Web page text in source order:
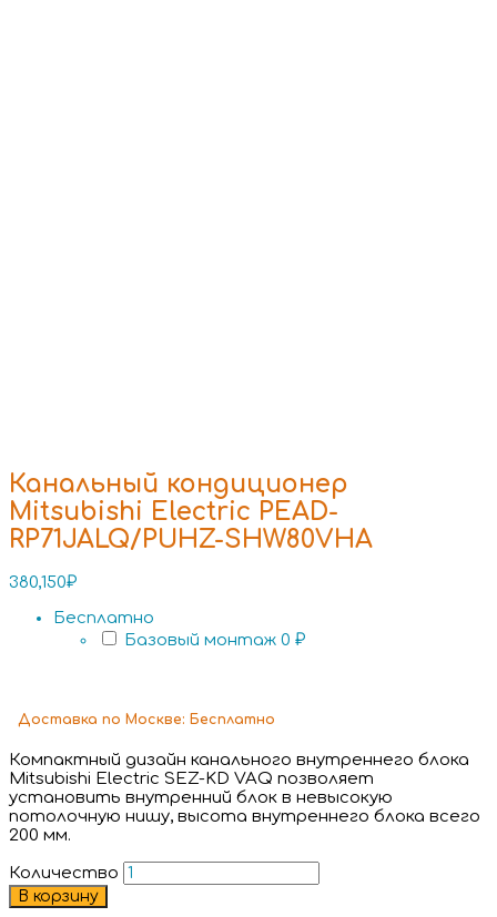
Канальный кондиционер
Mitsubishi Electric PEAD-
RP71JALQ/PUHZ-SHW80VHA
380,150₽
Бесплатно
Базовый монтаж 0 ₽
Доставка по Москве: Бесплатно
Компактный дизайн канального внутреннего блока
Mitsubishi Electric SEZ-KD VAQ позволяет
установить внутренний блок в невысокую
потолочную нишу, высота внутреннего блока всего
200 мм.
Количество
В корзину